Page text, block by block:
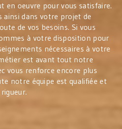
en oeuvre pour vous satisfaire.
ainsi dans votre projet de
de vos besoins. Si vous
à votre disposition pour
nécessaires à votre
est avant tout notre
vous renforce encore plus
notre équipe est qualifiée et